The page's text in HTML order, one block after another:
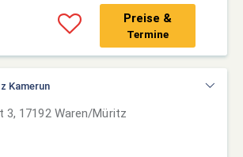
Preise &
Termine
Kamerun
3, 17192 Waren/Müritz